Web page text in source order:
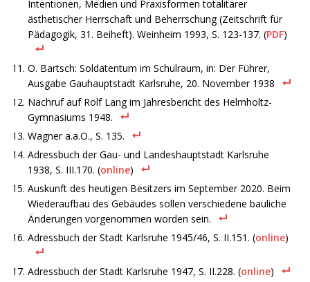
Intentionen, Medien und Praxisformen totalitärer
ästhetischer Herrschaft und Beherrschung (Zeitschrift für
Pädagogik, 31. Beiheft). Weinheim 1993, S. 123-137. (PDF)
O. Bartsch: Soldatentum im Schulraum, in: Der Führer,
Ausgabe Gauhauptstadt Karlsruhe, 20. November 1938
Nachruf auf Rolf Lang im Jahresbericht des Helmholtz-
Gymnasiums 1948.
Wagner a.a.O., S. 135.
Adressbuch der Gau- und Landeshauptstadt Karlsruhe
1938, S. III.170. (online)
Auskunft des heutigen Besitzers im September 2020. Beim
Wiederaufbau des Gebäudes sollen verschiedene bauliche
Änderungen vorgenommen worden sein.
Adressbuch der Stadt Karlsruhe 1945/46, S. II.151. (online)
Adressbuch der Stadt Karlsruhe 1947, S. II.228. (online)